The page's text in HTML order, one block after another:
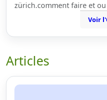
zürich.comment faire et
Voir
Articles